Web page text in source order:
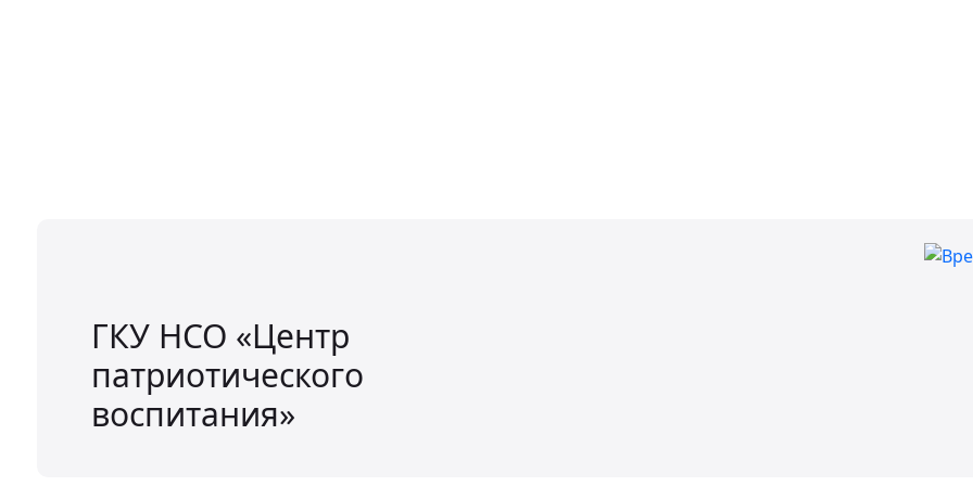
ГКУ НСО «Центр
патриотического
воспитания»